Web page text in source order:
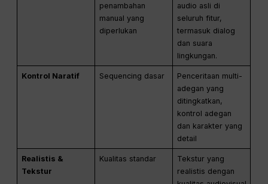
penambahan
manual yang
diperlukan
audio asli di
seluruh fitur,
termasuk dialog
dan suara
lingkungan.
Kontrol Naratif Sequencing dasar
Penceritaan multi-
adegan yang
ditingkatkan,
kontrol adegan
dan karakter yang
detail
Realistis &
Tekstur
Kualitas standar
Tekstur yang
realistis dengan